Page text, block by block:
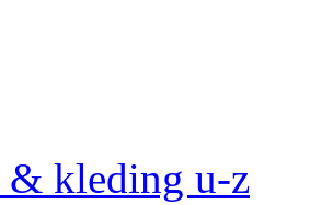
& kleding u-z